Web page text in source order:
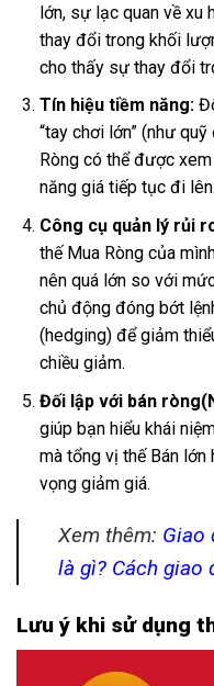
lớn, sự lạc quan về xu
thay đổi trong khối
cho thấy sự thay đổi
Tín hiệu tiềm năng:
“tay chơi lớn” (như
Ròng có thể được
năng giá tiếp tục đi lên.
Công cụ quản lý rủi
thế Mua Ròng của
nên quá lớn so với
chủ động đóng bớt
(hedging) để giảm
chiều giảm.
Đối lập với bán
giúp bạn hiểu khái
mà tổng vị thế Bán lớn
vọng giảm giá.
Xem thêm: Giao
là gì? Cách giao
Lưu ý khi sử dụng